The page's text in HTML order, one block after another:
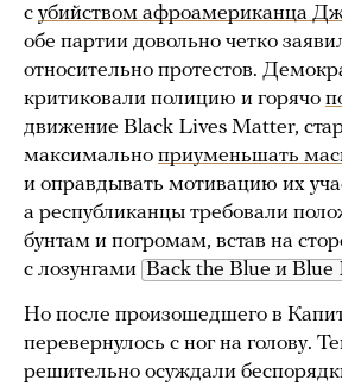
с убийством афроамериканца
обе партии довольно четко
относительно протестов.
критиковали полицию и горячо
движение Black Lives Matter,
максимально приуменьшать
и оправдывать мотивацию их
а республиканцы требовали
бунтам и погромам, встав на
с лозунгами Back the Blue и
Но после произошедшего в
перевернулось с ног на голову.
решительно осуждали